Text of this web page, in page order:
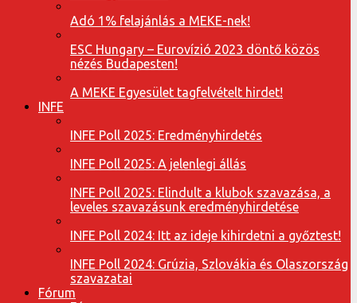
Adó 1% felajánlás a MEKE-nek!
ESC Hungary – Eurovízió 2023 döntő közös
nézés Budapesten!
A MEKE Egyesület tagfelvételt hirdet!
INFE
INFE Poll 2025: Eredményhirdetés
INFE Poll 2025: A jelenlegi állás
INFE Poll 2025: Elindult a klubok szavazása, a
leveles szavazásunk eredményhirdetése
INFE Poll 2024: Itt az ideje kihirdetni a győztest!
INFE Poll 2024: Grúzia, Szlovákia és Olaszország
szavazatai
Fórum